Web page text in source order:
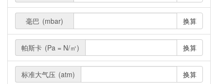
毫巴 (mbar) 换算
帕斯卡 (Pa = N/㎡) 换算
标准大气压 (atm) 换算